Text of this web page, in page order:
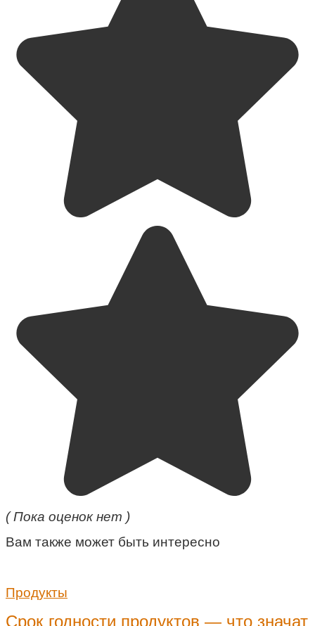
( Пока оценок нет )
Вам также может быть интересно
Продукты
Срок годности продуктов — что значат